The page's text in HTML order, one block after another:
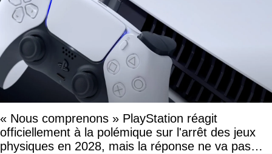
« Nous comprenons » PlayStation réagit
officiellement à la polémique sur l'arrêt des jeux
physiques en 2028, mais la réponse ne va pas